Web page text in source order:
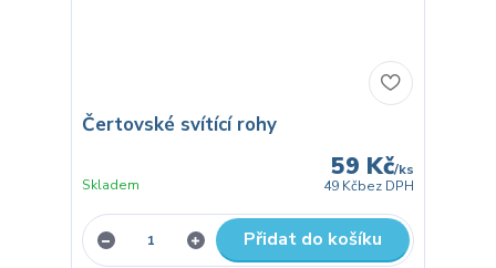
Čertovské svítící rohy
59 Kč/ks
49 Kčbez DPH
Skladem
Přidat do košíku